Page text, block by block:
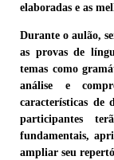
elaboradas e as
Durante o aulão,
as provas de
temas como
análise e
características de
participantes
fundamentais,
ampliar seu